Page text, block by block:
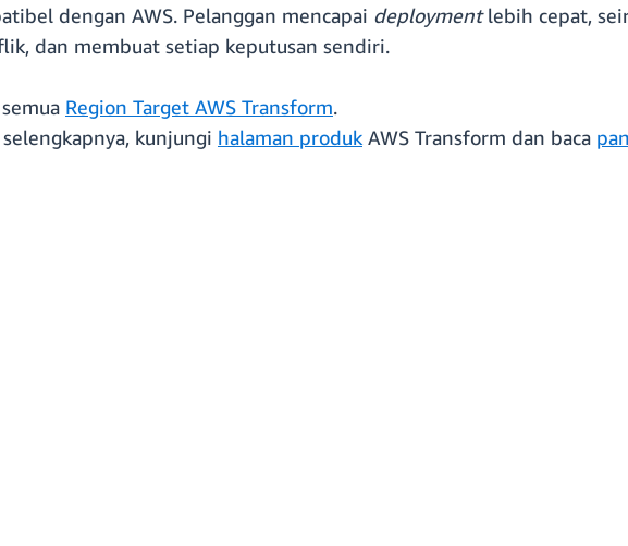
dengan AWS. Pelanggan mencapai deploymentlebih cepat,
dan membuat setiap keputusan sendiri.
Region Target AWS Transform.
kunjungi halaman produk AWS Transform dan baca